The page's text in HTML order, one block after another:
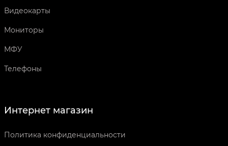
Видеокарты
Мониторы
МФУ
Телефоны
Интернет магазин
Политика конфиденциальности